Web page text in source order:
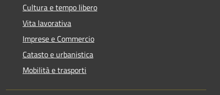
Cultura e tempo libero
Vita lavorativa
Imprese e Commercio
Catasto e urbanistica
Mobilità e trasporti